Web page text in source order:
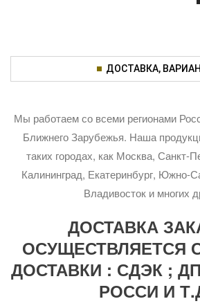
ДОСТАВКА,
Мы работаем со всеми регионами
Ближнего Зарубежья. Наша
таких городах, как Москва, Санкт-
Калининград, Екатеринбург, Южно-
Владивосток и многих
ДОСТАВКА
ОСУЩЕСТВЛЯЕТСЯ
ДОСТАВКИ : СДЭК ;
РОССИ И